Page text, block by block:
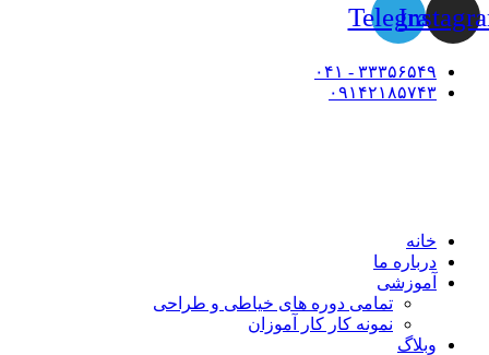
Telegram
۳۳۳۵۶۵۴۹ - ۰۴۱
۰۹۱۴۲۱۸۵۷۴۳
خانه
درباره ما
آموزشی
تمامی دوره های خیاطی و طراحی
نمونه کار کار آموزان
وبلاگ